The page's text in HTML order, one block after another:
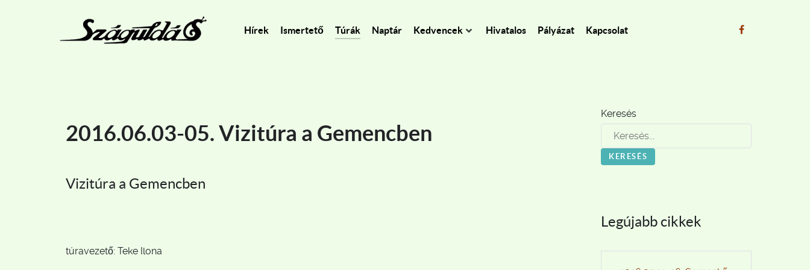
Hírek Ismertető Túrák Naptár Kedvencek Hivatalos Pályázat Kapcsolat
2016.06.03-05. Vizitúra a Gemencben
Vizitúra a Gemencben
túravezető: Teke Ilona
Keresés
KERESÉS
Legújabb cikkek